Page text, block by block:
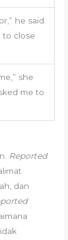
he said.
close
she
me to
Reported
dan